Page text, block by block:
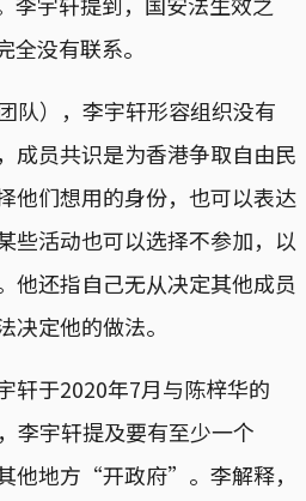
没有联系。
队），李宇轩形容组织没有
员共识是为香港争取自由民
他们想用的身份，也可以表达
些活动也可以选择不参加，以
他还指自己无从决定其他成员
决定他的做法。
轩于2020年7月与陈梓华的
李宇轩提及要有至少一个
他地方“开政府”。李解释，